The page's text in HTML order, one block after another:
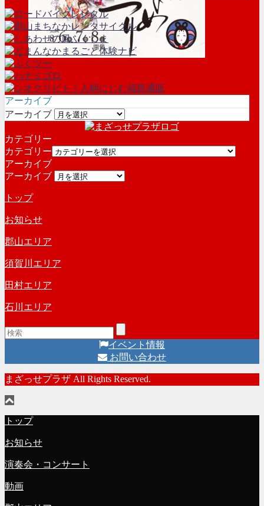
アーカイブ
アーカイブ
カテゴリー
カテゴリー
アーカイブ
アーカイブ
トップ
お知らせ
郡山エリア
須賀川エリア
田村エリア
石川エリア
イベント情報
お問い合わせ
まざっせプラザ All Rights Reserved.
トップ
お知らせ
演奏会・コンサート
動画